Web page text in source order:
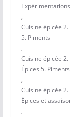
,
Cuisine épicée
5. Piments
,
Cuisine épicée
Épices 5. Piments
,
Cuisine épicée
Épices et
,